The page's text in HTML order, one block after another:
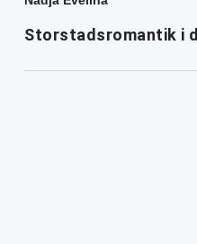
Storstadsromantik i